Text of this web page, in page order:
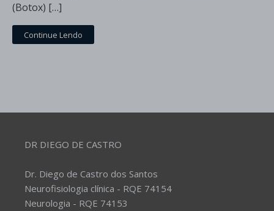
(Botox) […]
Continue Lendo
DR DIEGO DE CASTRO
Dr. Diego de Castro dos Santos
Neurofisiologia clínica - RQE 74154
Neurologia - RQE 74153